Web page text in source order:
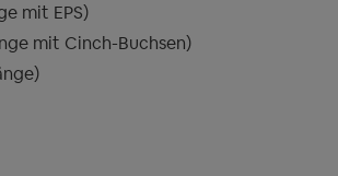
mit EPS)
mit Cinch-Buchsen)